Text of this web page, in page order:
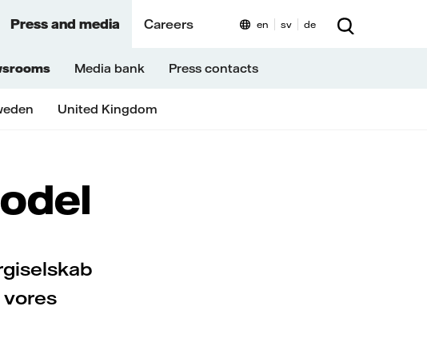
Press and media Careers
Media bank Press contacts
United Kingdom
en sv de